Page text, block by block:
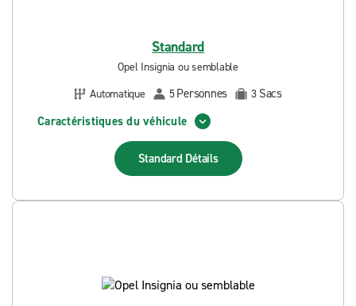
Standard
Opel Insignia ou semblable
Automatique
5Personnes 3 Sacs
Caractéristiques du véhicule
Standard Détails